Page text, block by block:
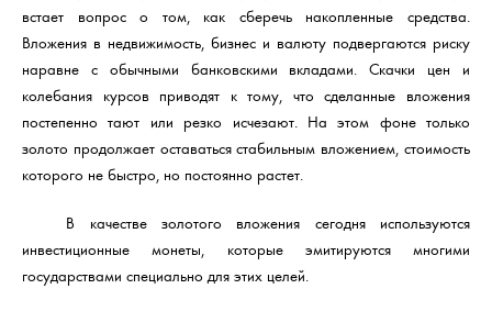
встает вопрос о том, как сберечь накопленные средства.
Вложения в недвижимость, бизнес и валюту подвергаются риску
наравне с обычными банковскими вкладами. Скачки цен и
колебания курсов приводят к тому, что сделанные вложения
постепенно тают или резко исчезают. На этом фоне только
золото продолжает оставаться стабильным вложением, стоимость
которого не быстро, но постоянно растет.
В качестве золотого вложения сегодня используются
инвестиционные монеты, которые эмитируются многими
государствами специально для этих целей.